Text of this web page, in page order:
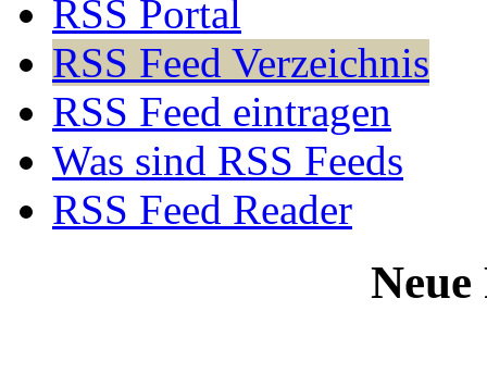
RSS Portal
RSS Feed Verzeichnis
RSS Feed eintragen
Was sind RSS Feeds
RSS Feed Reader
Neue